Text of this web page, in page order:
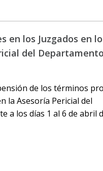
en los Juzgados en
del
de los términos
la Asesoría Pericial del
a los días 1 al 6 de abril